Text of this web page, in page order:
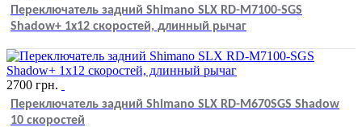
Переключатель задний Shimano SLX RD-M7100-SGS
Shadow+ 1х12 скоростей, длинный рычаг
2700 грн.
Переключатель задний Shimano SLX RD-M670SGS Shadow
10 скоростей